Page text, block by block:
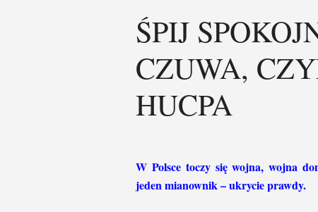
ŚPIJ
CZUWA,
HUCPA
W Polsce toczy się wojna, wojna
jeden mianownik – ukrycie prawdy.